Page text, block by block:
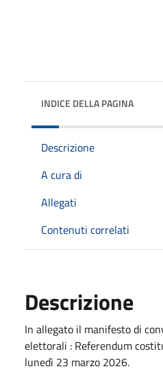
INDICE DELLA PAGINA
Descrizione
A cura di
Allegati
Contenuti correlati
Descrizione
In allegato il manifesto di
elettorali : Referendum
lunedì 23 marzo 2026.